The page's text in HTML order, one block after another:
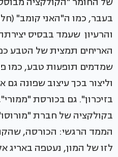
בעבר, כמו ה"האני קומב"
והרעיון שעמד בבסיס
האריחים תמצית של הטבע
שמדמים תופעות טבע, כמו
וליצור בכך עיצוב שפונה גם
בזיכרון". גם בכורסת
בקולקציה של חברת
הממד הרגשי: הכורסה,
לזו של המון, נעטפה באריג